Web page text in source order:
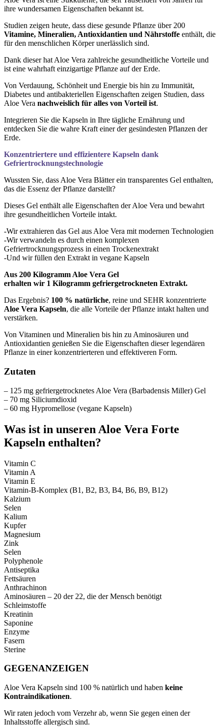
ihre wundersamen Eigenschaften bekannt ist.
Studien zeigen heute, dass diese gesunde Pflanze über 200
Vitamine, Mineralien, Antioxidantien und Nährstoffe enthält, die
für den menschlichen Körper unerlässlich sind.
Dank dieser hat Aloe Vera zahlreiche gesundheitliche Vorteile und
ist eine wahrhaft einzigartige Pflanze auf der Erde.
Von Verdauung, Schönheit und Energie bis hin zu Immunität,
Diabetes und antibakteriellen Eigenschaften zeigen Studien, dass
Aloe Vera nachweislich für alles von Vorteil ist.
Integrieren Sie die Kapseln in Ihre tägliche Ernährung und
entdecken Sie die wahre Kraft einer der gesündesten Pflanzen der
Erde.
Konzentriertere und effizientere Kapseln dank
Gefriertrocknungstechnologie
Wussten Sie, dass Aloe Vera Blätter ein transparentes Gel enthalten,
das die Essenz der Pflanze darstellt?
Dieses Gel enthält alle Eigenschaften der Aloe Vera und bewahrt
ihre gesundheitlichen Vorteile intakt.
-Wir extrahieren das Gel aus Aloe Vera mit modernen Technologien
-Wir verwandeln es durch einen komplexen
Gefriertrocknungsprozess in einen Trockenextrakt
-Und wir füllen den Extrakt in vegane Kapseln
Aus 200 Kilogramm Aloe Vera Gel
erhalten wir 1 Kilogramm gefriergetrockneten Extrakt.
Das Ergebnis? 100 % natürliche, reine und SEHR konzentrierte
Aloe Vera Kapseln, die alle Vorteile der Pflanze intakt halten und
verstärken.
Von Vitaminen und Mineralien bis hin zu Aminosäuren und
Antioxidantien genießen Sie die Eigenschaften dieser legendären
Pflanze in einer konzentrierteren und effektiveren Form.
Zutaten
– 125 mg gefriergetrocknetes Aloe Vera (Barbadensis Miller) Gel
– 70 mg Siliciumdioxid
– 60 mg Hypromellose (vegane Kapseln)
Was ist in unseren Aloe Vera Forte
Kapseln enthalten?
Vitamin C
Vitamin A
Vitamin E
Vitamin-B-Komplex (B1, B2, B3, B4, B6, B9, B12)
Kalzium
Selen
Kalium
Kupfer
Magnesium
Zink
Selen
Polyphenole
Antiseptika
Fettsäuren
Anthrachinon
Aminosäuren – 20 der 22, die der Mensch benötigt
Schleimstoffe
Kreatinin
Saponine
Enzyme
Fasern
Sterine
GEGENANZEIGEN
Aloe Vera Kapseln sind 100 % natürlich und haben keine
Kontraindikationen.
Wir raten jedoch vom Verzehr ab, wenn Sie gegen einen der
Inhaltsstoffe allergisch sind.